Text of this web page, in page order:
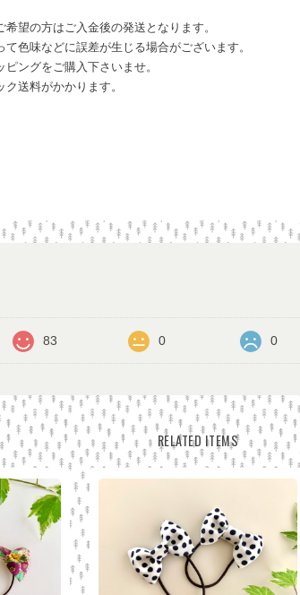
希望の方はご入金後の発送となります。
て色味などに誤差が生じる場合がございます。
ングをご購入下さいませ。
送料がかかります。
83 0 0
RELATED ITEMS